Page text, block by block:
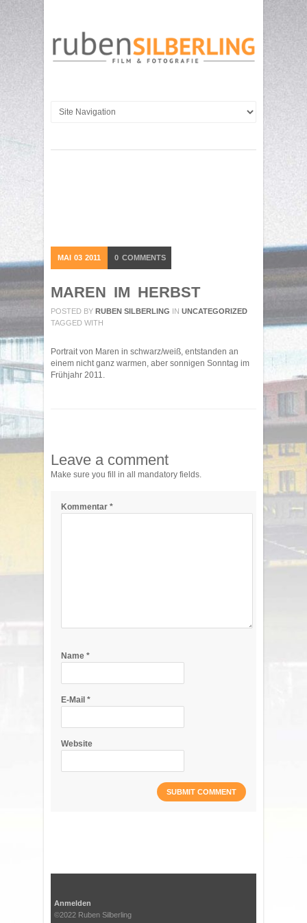
MAI 03 2011 0 COMMENTS
MAREN IM HERBST
POSTED BY RUBEN SILBERLING IN UNCATEGORIZED
TAGGED WITH
Portrait von Maren in schwarz/weiß, entstanden an
einem nicht ganz warmen, aber sonnigen Sonntag im
Frühjahr 2011.
Leave a comment
Make sure you fill in all mandatory fields.
Kommentar *
Name *
E-Mail *
Website
Anmelden
©2022 Ruben Silberling